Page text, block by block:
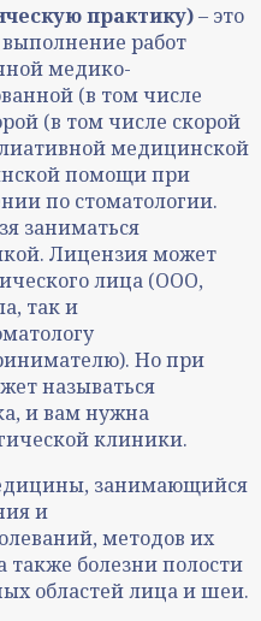
практику)– это
работ
медико-
(в том числе
(в том числе скорой
медицинской
помощи при
по стоматологии.
заниматься
Лицензия может
лица (ООО,
так и
Но при
называться
и вам нужна
клиники.
занимающийся
и
методов их
болезни полости
областей лица и шеи.